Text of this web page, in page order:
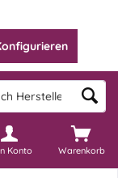
Warenkorb
Konto